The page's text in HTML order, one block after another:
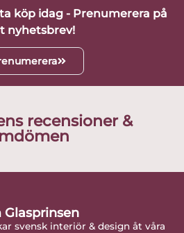
köp idag - Prenumerera på
nyhetsbrev!
recensioner &
Glasprinsen
svensk interiör & design åt våra